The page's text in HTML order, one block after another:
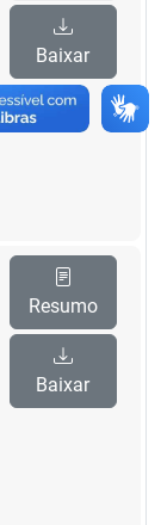
Baixar
Resumo
Baixar